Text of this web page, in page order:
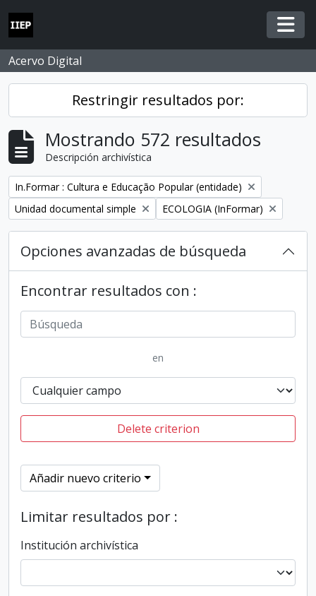
Skip to main content
Acervo Digital
Restringir resultados por:
Mostrando 572 resultados
Descripción archivística
Remove filter:
In.Formar : Cultura e Educação Popular (entidade)
Remove filter:
Unidad documental simple Remove filter:
ECOLOGIA (InFormar)
Opciones avanzadas de búsqueda
Encontrar resultados con :
en
Delete criterion
Añadir nuevo criterio
Limitar resultados por :
Institución archivística